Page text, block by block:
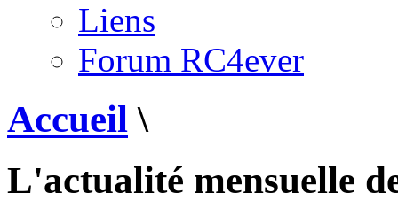
Liens
Forum RC4ever
Accueil \
L'actualité mensuelle